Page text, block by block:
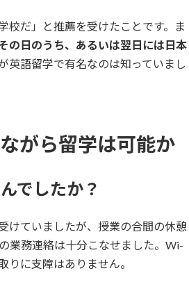
校だ」と推薦を受けたことです。ま
の日のうち、あるいは翌日には日本
英語留学で有名なのは知っていまし
がら留学は可能か
でしたか？
けていましたが、授業の合間の休憩
業務連絡は十分こなせました。Wi-
に支障はありません。